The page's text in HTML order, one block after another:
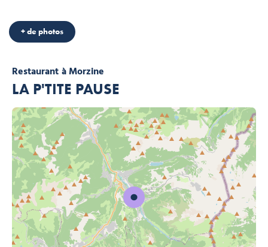
Restaurantà Morzine
LA P'TITE PAUSE
+ de photos